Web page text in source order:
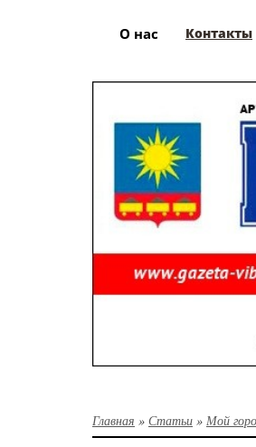
О нас Контакты
Главная » Статьи » Мой